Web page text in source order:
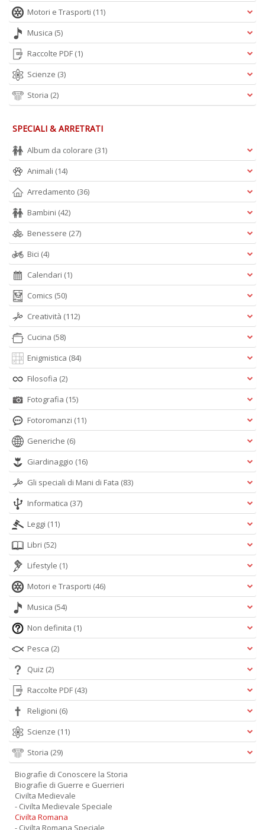
Motori e Trasporti (11)
Musica (5)
Raccolte PDF (1)
Scienze (3)
Storia (2)
SPECIALI & ARRETRATI
Album da colorare (31)
Animali (14)
Arredamento (36)
Bambini (42)
Benessere (27)
Bici (4)
Calendari (1)
Comics (50)
Creatività (112)
Cucina (58)
Enigmistica (84)
Filosofia (2)
Fotografia (15)
Fotoromanzi (11)
Generiche (6)
Giardinaggio (16)
Gli speciali di Mani di Fata (83)
Informatica (37)
Leggi (11)
Libri (52)
Lifestyle (1)
Motori e Trasporti (46)
Musica (54)
Non definita (1)
Pesca (2)
Quiz (2)
Raccolte PDF (43)
Religioni (6)
Scienze (11)
Storia (29)
Biografie di Conoscere la Storia
Biografie di Guerre e Guerrieri
Civilta Medievale
- Civilta Medievale Speciale
Civilta Romana
- Civilta Romana Speciale